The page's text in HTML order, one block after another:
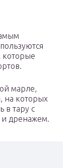
которые
марле,
на которых
в тару с
и дренажем.